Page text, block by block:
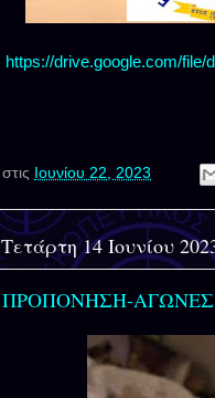
https://drive.google.com/
στις Ιουνίου 22, 2023
Τετάρτη 14 Ιουνίου
ΠΡΟΠΟΝΗΣΗ-ΑΓΩΝΕΣ